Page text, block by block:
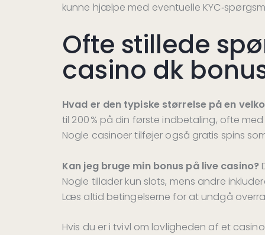
kunne hjælpe med eventuelle
Ofte stillede
casino dk
Hvad er den typiske størrelse på en
til 200 % på din første indbetaling, ofte
Nogle casinoer tilføjer også gratis spins
Kan jeg bruge min bonus på live casino?
Nogle tillader kun slots, mens andre
Læs altid betingelserne for at undgå
Hvis du er i tvivl om lovligheden af et